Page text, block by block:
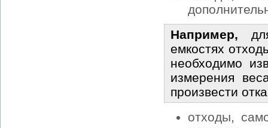
Например,
емкостях
необходимо
измерения
произвести
отходы,